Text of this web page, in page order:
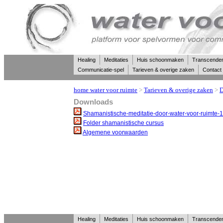
Healing Meditaties Huis schoonmaken
Communicatie-spel
Tarieven & overige zaken Contact
home water voor ruimte > Tarieven & overige zaken >
Downloads
Shamanistische-meditatie-door-water-voor-ruimte-
Folder shamanistische cursus
Algemene voorwaarden
Healing Meditaties Huis schoonmaken